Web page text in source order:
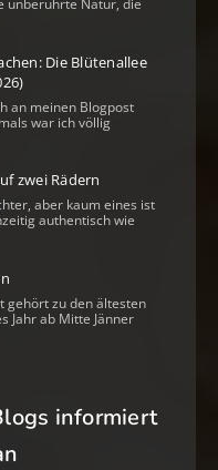
unberührte Natur, die
Die Blütenallee
an meinen Blogpost
war ich völlig
zwei Rädern
aber kaum eines ist
authentisch wie
gehört zu den ältesten
Jahr ab Mitte Jänner
informiert